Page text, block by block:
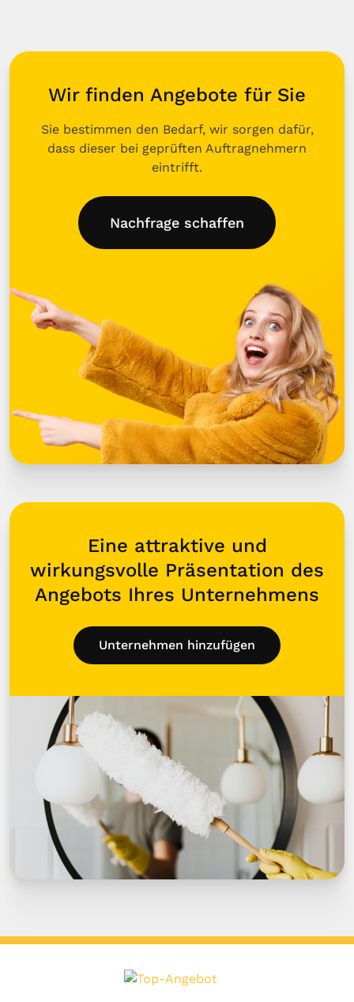
Wir finden Angebote für Sie
Sie bestimmen den Bedarf, wir sorgen dafür,
dass dieser bei geprüften Auftragnehmern
eintrifft.
Nachfrage schaffen
Eine attraktive und
wirkungsvolle Präsentation des
Angebots Ihres Unternehmens
Unternehmen hinzufügen